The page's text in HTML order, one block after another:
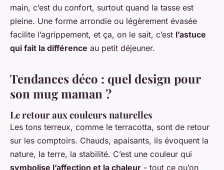
main, c’est du confort, surtout quand la tasse est
pleine. Une forme arrondie ou légèrement évasée
facilite l’agrippement, et ça, on le sait, c’est l’astuce
qui fait la différence au petit déjeuner.
Tendances déco : quel design pour
son mug maman ?
Le retour aux couleurs naturelles
Les tons terreux, comme le terracotta, sont de retour
sur les comptoirs. Chauds, apaisants, ils évoquent la
nature, la terre, la stabilité. C’est une couleur qui
symbolise l’affection et la chaleur - tout ce qu’on